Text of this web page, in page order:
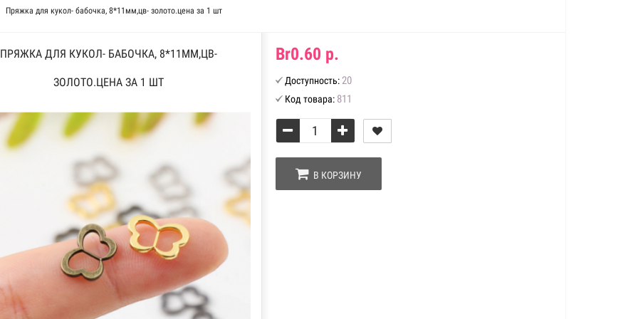
Пряжка для кукол- бабочка, 8*11мм,цв- золото.цена за 1 шт
ПРЯЖКА ДЛЯ КУКОЛ- БАБОЧКА, 8*11ММ,ЦВ-
ЗОЛОТО.ЦЕНА ЗА 1 ШТ
Br0.60 р.
Доступность:20
Код товара: 811
В КОРЗИНУ